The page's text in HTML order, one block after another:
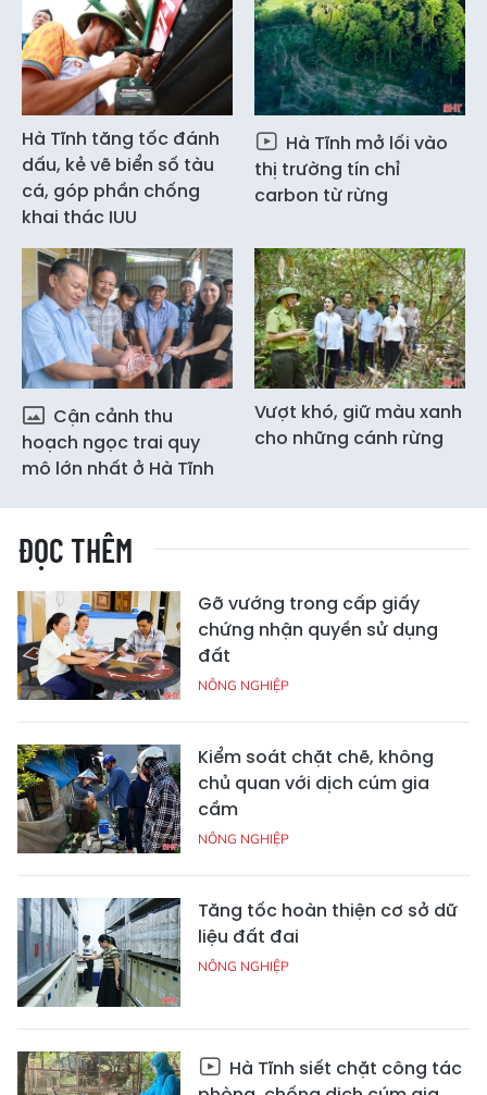
Hà Tĩnh tăng tốc đánh
dấu, kẻ vẽ biển số tàu
cá, góp phần chống
khai thác IUU
Hà Tĩnh mở lối vào
thị trường tín chỉ
carbon từ rừng
Cận cảnh thu
hoạch ngọc trai quy
mô lớn nhất ở Hà Tĩnh
Vượt khó, giữ màu xanh
cho những cánh rừng
ĐỌC THÊM
Gỡ vướng trong cấp giấy
chứng nhận quyền sử dụng
đất
NÔNG NGHIỆP
Kiểm soát chặt chẽ, không
chủ quan với dịch cúm gia
cầm
NÔNG NGHIỆP
Tăng tốc hoàn thiện cơ sở dữ
liệu đất đai
NÔNG NGHIỆP
Hà Tĩnh siết chặt công tác